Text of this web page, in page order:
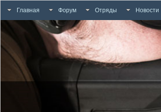
Главная Форум Отряды Новости